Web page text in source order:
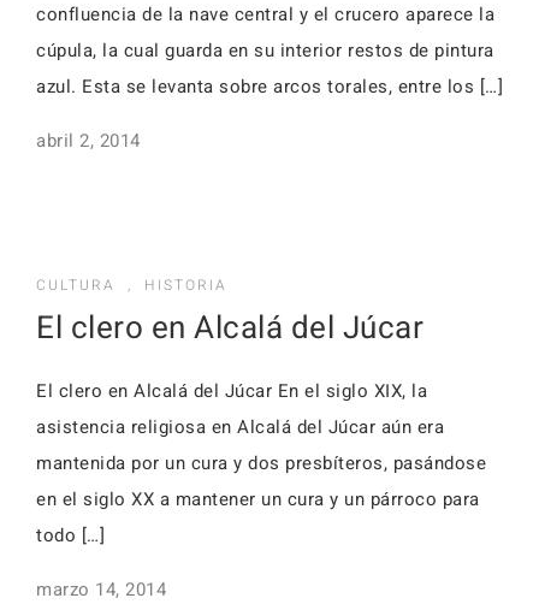
confluencia de la nave central y el crucero aparece la
cúpula, la cual guarda en su interior restos de pintura
azul. Esta se levanta sobre arcos torales, entre los […]
abril 2, 2014
CULTURA , HISTORIA
El clero en Alcalá del Júcar
El clero en Alcalá del Júcar En el siglo XIX, la
asistencia religiosa en Alcalá del Júcar aún era
mantenida por un cura y dos presbíteros, pasándose
en el siglo XX a mantener un cura y un párroco para
todo […]
marzo 14, 2014